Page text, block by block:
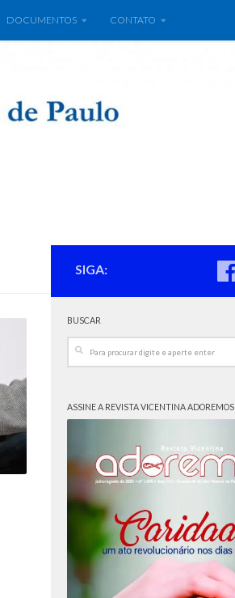
DOCUMENTOS CONTATO
SIGA:
BUSCAR
ASSINE A REVISTA VICENTINA ADOREMOS